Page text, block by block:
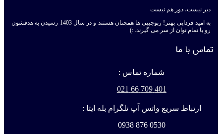
دیر نیست، دور هم نیست
به امید فردایی بهتر! ربوچیپی ها همچنان هستند و در سال 1403 رسیدن به هدفشون
رو با تمام توان از سر می گیرند. :)
تماس با ما
شماره تماس :
401 709 66 021
ارتباط سریع واتس آپ تلگرام بله ایتا :
0530 876 0938